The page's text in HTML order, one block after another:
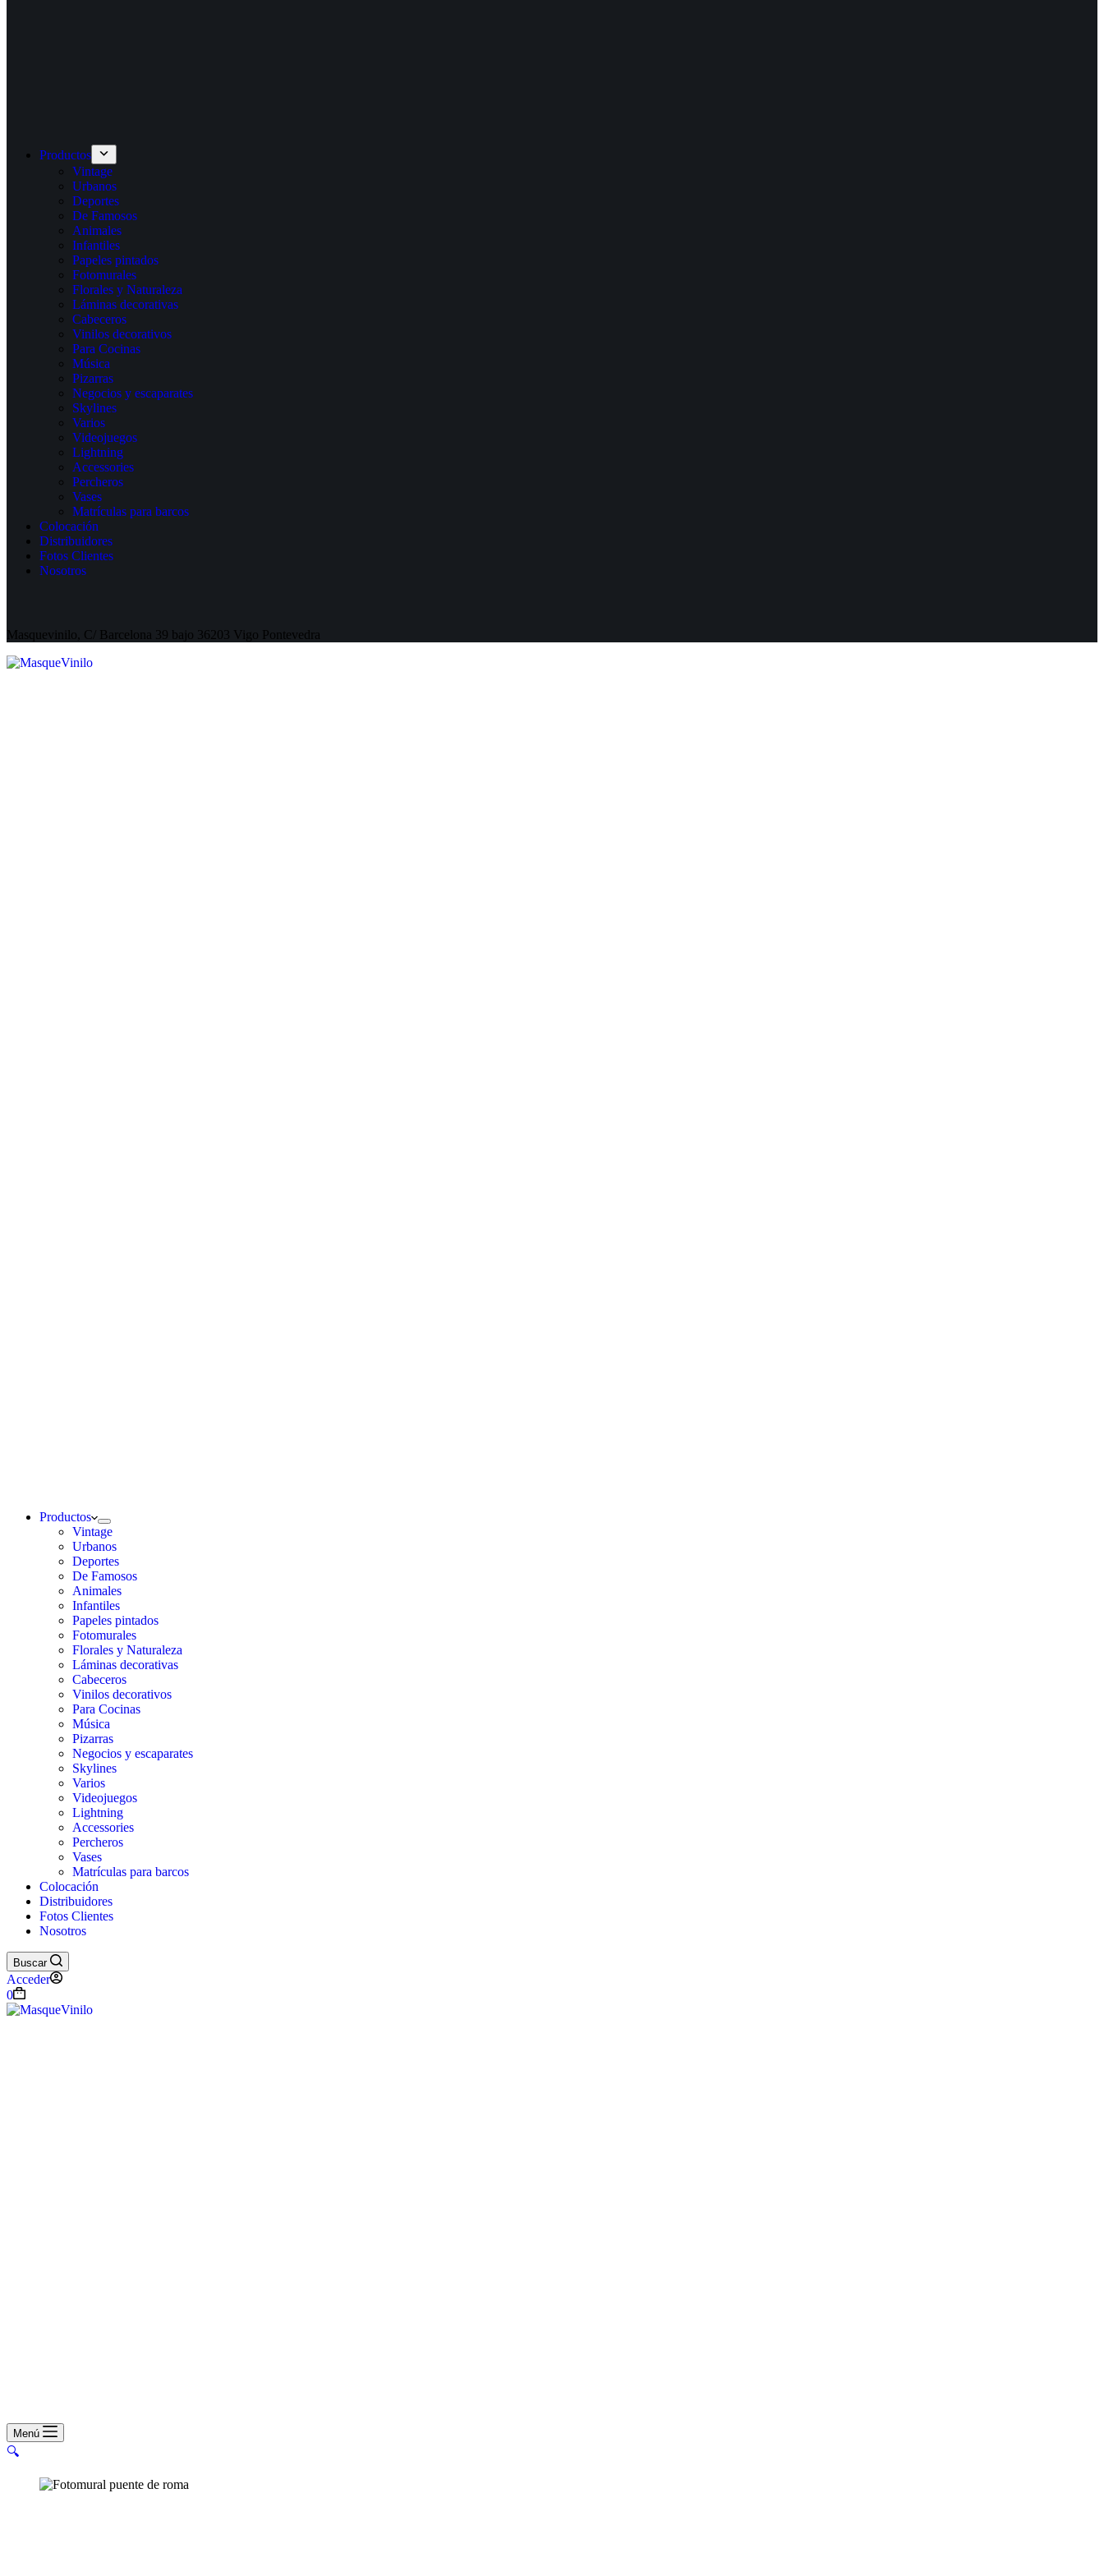
Productos
Vintage
Urbanos
Deportes
De Famosos
Animales
Infantiles
Papeles pintados
Fotomurales
Florales y Naturaleza
Láminas decorativas
Cabeceros
Vinilos decorativos
Para Cocinas
Música
Pizarras
Negocios y escaparates
Skylines
Varios
Videojuegos
Lightning
Accessories
Percheros
Vases
Matrículas para barcos
Colocación
Distribuidores
Fotos Clientes
Nosotros
Masquevinilo, C/ Barcelona 39 bajo 36203 Vigo Pontevedra
Productos
Vintage
Urbanos
Deportes
De Famosos
Animales
Infantiles
Papeles pintados
Fotomurales
Florales y Naturaleza
Láminas decorativas
Cabeceros
Vinilos decorativos
Para Cocinas
Música
Pizarras
Negocios y escaparates
Skylines
Varios
Videojuegos
Lightning
Accessories
Percheros
Vases
Matrículas para barcos
Colocación
Distribuidores
Fotos Clientes
Nosotros
Buscar
Acceder
Carro
de
0
Menú
🔍